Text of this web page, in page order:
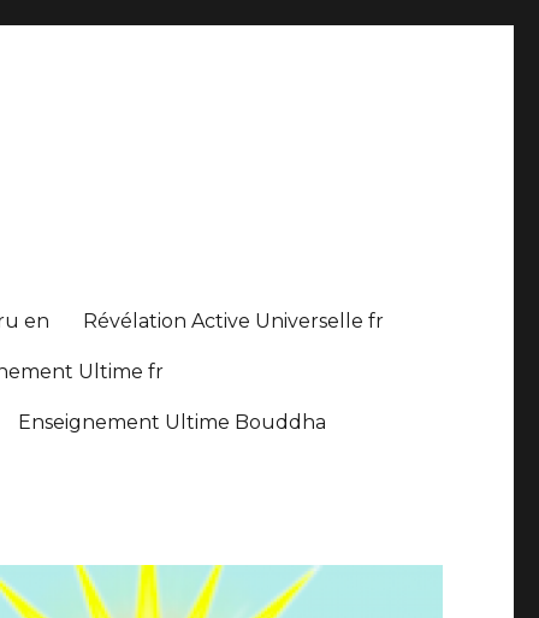
en Révélation Active Universelle fr
Ultime fr
Enseignement Ultime Bouddha